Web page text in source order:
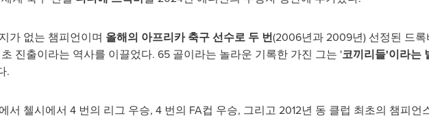
가 없는 챔피언이며 올해의 아프리카 축구 선수로 두 번(2006년과 2009년) 선정된 드
진출이라는 역사를 이끌었다. 65 골이라는 놀라운 기록한 가진 그는 '코끼리들'이라는
.
서 첼시에서 4 번의 리그 우승, 4 번의 FA컵 우승, 그리고 2012년 동 클럽 최초의 챔피언